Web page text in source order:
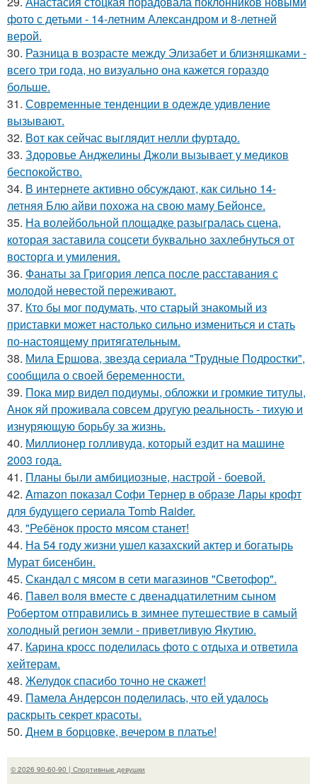
фото с детьми - 14-летним Александром и 8-летней
верой.
30. Разница в возрасте между Элизабет и близняшками -
всего три года, но визуально она кажется гораздо
больше.
31. Современные тенденции в одежде удивление
вызывают.
32. Вот как сейчас выглядит нелли фуртадо.
33. Здоровье Анджелины Джоли вызывает у медиков
беспокойство.
34. В интернете активно обсуждают, как сильно 14-
летняя Блю айви похожа на свою маму Бейонсе.
35. На волейбольной площадке разыгралась сцена,
которая заставила соцсети буквально захлебнуться от
восторга и умиления.
36. Фанаты за Григория лепса после расставания с
молодой невестой переживают.
37. Кто бы мог подумать, что старый знакомый из
приставки может настолько сильно измениться и стать
по-настоящему притягательным.
38. Мила Ершова, звезда сериала "Трудные Подростки",
сообщила о своей беременности.
39. Пока мир видел подиумы, обложки и громкие титулы,
Анок яй проживала совсем другую реальность - тихую и
изнуряющую борьбу за жизнь.
40. Миллионер голливуда, который ездит на машине
2003 года.
41. Планы были амбициозные, настрой - боевой.
42. Amazon показал Софи Тернер в образе Лары крофт
для будущего сериала Tomb Raider.
43. "Ребёнок просто мясом станет!
44. На 54 году жизни ушел казахский актер и богатырь
Мурат бисенбин.
45. Скандал с мясом в сети магазинов "Светофор".
46. Павел воля вместе с двенадцатилетним сыном
Робертом отправились в зимнее путешествие в самый
холодный регион земли - приветливую Якутию.
47. Карина кросс поделилась фото с отдыха и ответила
хейтерам.
48. Желудок спасибо точно не скажет!
49. Памела Андерсон поделилась, что ей удалось
раскрыть секрет красоты.
50. Днем в борцовке, вечером в платье!
© 2026 90-60-90 | Спортивные девушки